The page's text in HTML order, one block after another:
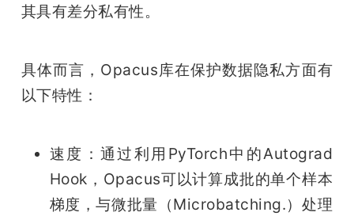
其具有差分私有性。
具体而言，Opacus库在保护数据隐私方面有
以下特性：
速度：通过利用PyTorch中的Autograd
Hook，Opacus可以计算成批的单个样本
梯度，与微批量（Microbatching.）处理